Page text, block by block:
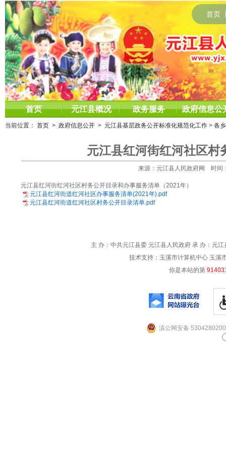
首页
首页 元江县概况 政务服务 政府信息公
当前位置： 首页 > 政府信息公开 > 元江县基层政务公开标准化规范化工作 > 各
元江县红河街红河社区村
来源：元江县人民政府网 时间
元江县红河街红河社区村务公开目录和办事服务清单（2021年）
元江县红河街道红河社区办事服务清单(2021年).pdf
元江县红河街道红河社区村务公开目录清单.pdf
主 办：中共元江县委 元江县人民政府 承 办：元
技术支持：玉溪市计算机中心 玉溪
你是本站的第
滇公网安备